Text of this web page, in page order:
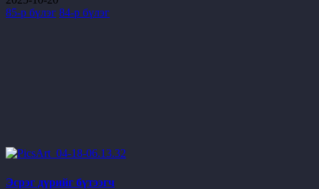
85-р бүлэг 84-р бүлэг
Эсрэг дүрийг бүтээгч